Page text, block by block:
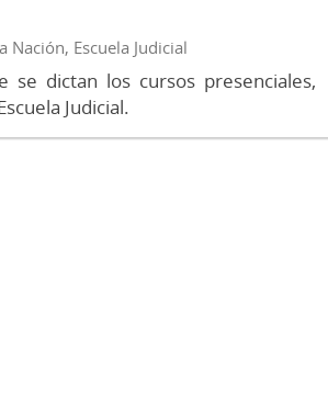
Nación, Escuela Judicial
se dictan los cursos presenciales,
Judicial.